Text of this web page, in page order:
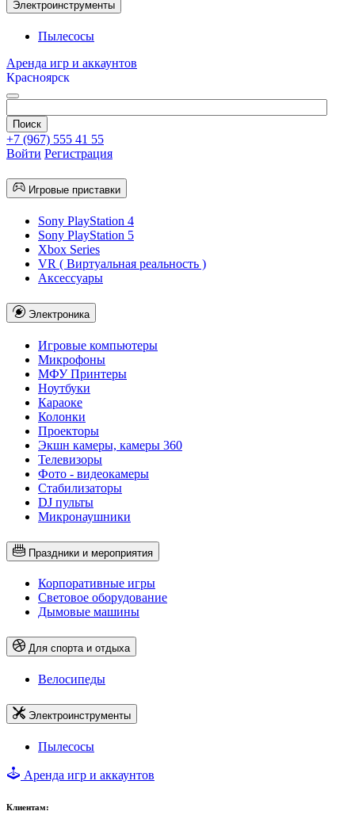
Электроинструменты
Пылесосы
Аренда игр и аккаунтов
Красноярск
+7 (967) 555 41 55
Войти Регистрация
Игровые приставки
Sony PlayStation 4
Sony PlayStation 5
Xbox Series
VR ( Виртуальная реальность )
Аксессуары
Электроника
Игровые компьютеры
Микрофоны
МФУ Принтеры
Ноутбуки
Караоке
Колонки
Проекторы
Экшн камеры, камеры 360
Телевизоры
Фото - видеокамеры
Стабилизаторы
DJ пульты
Микронаушники
Праздники и мероприятия
Корпоративные игры
Световое оборудование
Дымовые машины
Для спорта и отдыха
Велосипеды
Электроинструменты
Пылесосы
Аренда игр и аккаунтов
Клиентам: